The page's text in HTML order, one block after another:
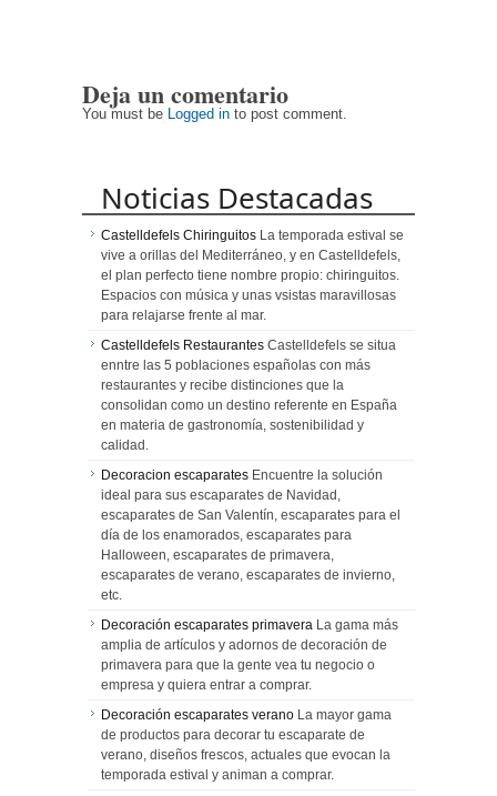
Deja un comentario
You must be Logged in to post comment.
Noticias Destacadas
Castelldefels Chiringuitos La temporada estival se
vive a orillas del Mediterráneo, y en Castelldefels,
el plan perfecto tiene nombre propio: chiringuitos.
Espacios con música y unas vsistas maravillosas
para relajarse frente al mar.
Castelldefels Restaurantes Castelldefels se situa
enntre las 5 poblaciones españolas con más
restaurantes y recibe distinciones que la
consolidan como un destino referente en España
en materia de gastronomía, sostenibilidad y
calidad.
Decoracion escaparates Encuentre la solución
ideal para sus escaparates de Navidad,
escaparates de San Valentín, escaparates para el
día de los enamorados, escaparates para
Halloween, escaparates de primavera,
escaparates de verano, escaparates de invierno,
etc.
Decoración escaparates primavera La gama más
amplia de artículos y adornos de decoración de
primavera para que la gente vea tu negocio o
empresa y quiera entrar a comprar.
Decoración escaparates verano La mayor gama
de productos para decorar tu escaparate de
verano, diseños frescos, actuales que evocan la
temporada estival y animan a comprar.